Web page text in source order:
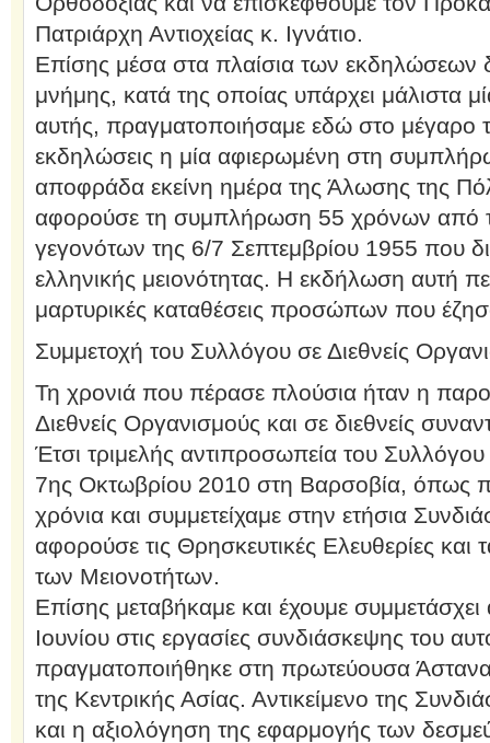
Πατριάρχη Αντιοχείας κ. Ιγνάτιο.
Επίσης μέσα στα πλαίσια των εκδηλώσεων
μνήμης, κατά της οποίας υπάρχει μάλιστα
αυτής, πραγματοποιήσαμε εδώ στο μέγαρο
εκδηλώσεις η μία αφιερωμένη στη
αποφράδα εκείνη ημέρα της Άλωσης της
αφορούσε τη συμπλήρωση 55 χρόνων από
γεγονότων της 6/7 Σεπτεμβρίου 1955 που
ελληνικής μειονότητας. Η εκδήλωση αυτή
μαρτυρικές καταθέσεις προσώπων που
Συμμετοχή του Συλλόγου σε Διεθνείς
Τη χρονιά που πέρασε πλούσια ήταν η
Διεθνείς Οργανισμούς και σε διεθνείς
Έτσι τριμελής αντιπροσωπεία του
7ης Οκτωβρίου 2010 στη Βαρσοβία, όπως
χρόνια και συμμετείχαμε στην ετήσια
αφορούσε τις Θρησκευτικές Ελευθερίες
των Μειονοτήτων.
Επίσης μεταβήκαμε και έχουμε
Ιουνίου στις εργασίες συνδιάσκεψης του
πραγματοποιήθηκε στη πρωτεύουσα
της Κεντρικής Ασίας. Αντικείμενο της
και η αξιολόγηση της εφαρμογής των